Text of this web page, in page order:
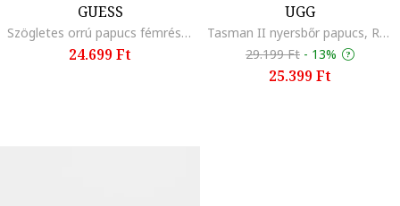
GUESS
Szögletes orrú papucs fémrészlettel, Fekete
24.699 Ft
UGG
Tasman II nyersbőr papucs, Rózsaszín/Krémszín
29.199 Ft - 13%
25.399 Ft